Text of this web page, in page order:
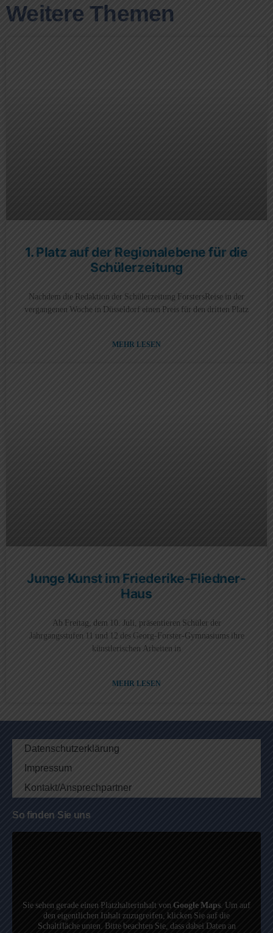
Weitere Themen
1. Platz auf der Regionalebene für die
Schülerzeitung
Nachdem die Redaktion der Schülerzeitung ForstersReise in der
vergangenen Woche in Düsseldorf einen Preis für den dritten Platz
MEHR LESEN
Junge Kunst im Friederike-Fliedner-
Haus
Ab Freitag, dem 10. Juli, präsentieren Schüler der
Jahrgangsstufen 11 und 12 des Georg-Forster-Gymnasiums ihre
künstlerischen Arbeiten in
MEHR LESEN
Datenschutzerklärung
Impressum
Kontakt/Ansprechpartner
So finden Sie uns
Sie sehen gerade einen Platzhalterinhalt vonGoogle Maps. Um auf
den eigentlichen Inhalt zuzugreifen, klicken Sie auf die
Schaltfläche unten. Bitte beachten Sie, dass dabei Daten an